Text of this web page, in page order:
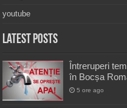
youtube
Latest Posts
Întreruperi
în Bocșa
5 ore ago